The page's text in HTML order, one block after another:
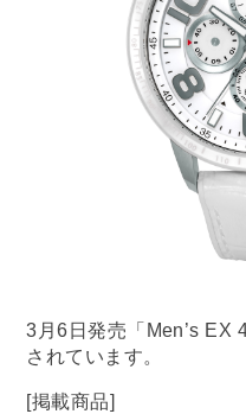
3月6日発売「Men’s EX
されています。
[掲載商品]